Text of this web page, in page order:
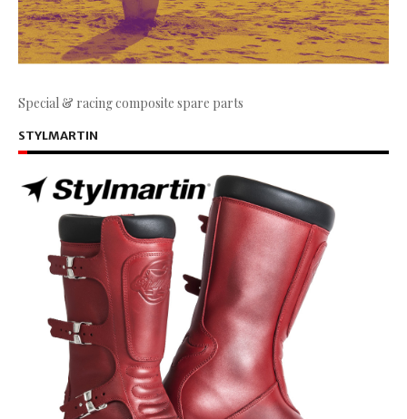
Special & racing composite spare parts
STYLMARTIN